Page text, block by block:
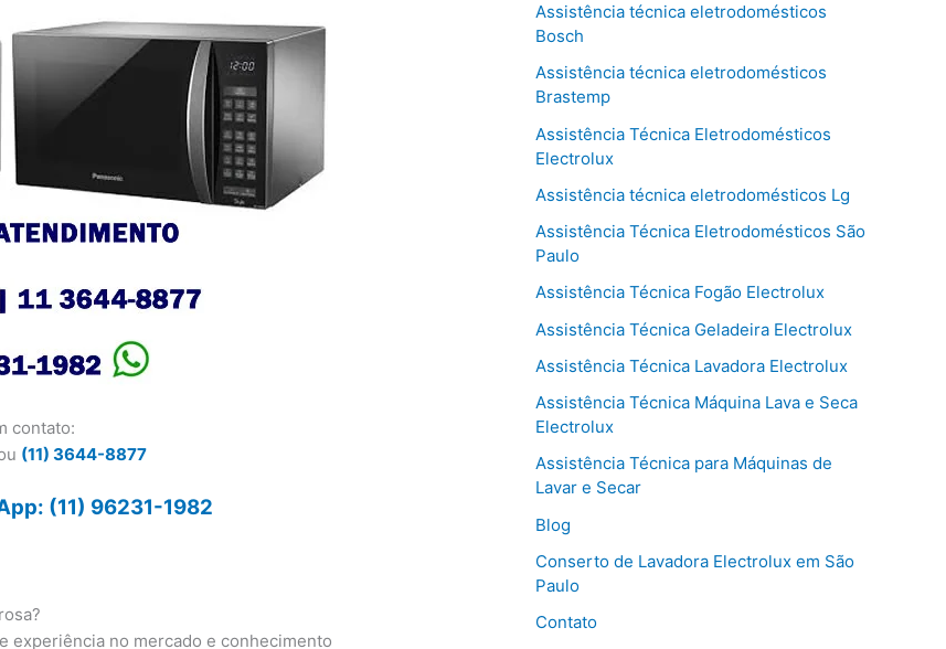
contato:
(11) 3644-8877
(11) 96231-1982
experiência no mercado e conhecimento
Assistência técnica eletrodomésticos
Bosch
Assistência técnica eletrodomésticos
Brastemp
Assistência Técnica Eletrodomésticos
Electrolux
Assistência técnica eletrodomésticos Lg
Assistência Técnica Eletrodomésticos São
Paulo
Assistência Técnica Fogão Electrolux
Assistência Técnica Geladeira Electrolux
Assistência Técnica Lavadora Electrolux
Assistência Técnica Máquina Lava e Seca
Electrolux
Assistência Técnica para Máquinas de
Lavar e Secar
Blog
Conserto de Lavadora Electrolux em São
Paulo
Contato